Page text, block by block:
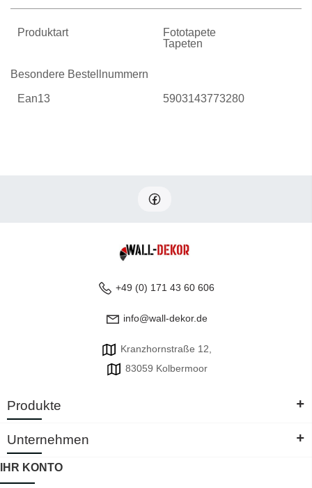
Produktart
Fototapete
Tapeten
Besondere Bestellnummern
Ean13 5903143773280
+49 (0) 171 43 60 606
info@wall-dekor.de
Kranzhornstraße 12,
83059 Kolbermoor
Produkte +
Unternehmen +
IHR KONTO